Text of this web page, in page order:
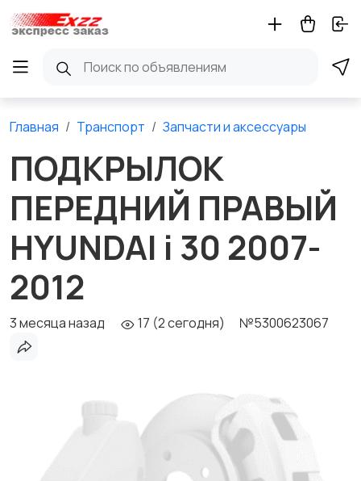
Главная Транспорт Запчасти и аксессуары
ПОДКРЫЛОК
ПЕРЕДНИЙ ПРАВЫЙ
HYUNDAI i 30 2007-
2012
3 месяца назад 17 (2 сегодня) №5300623067